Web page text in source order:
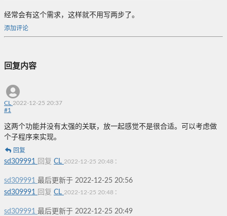
经常会有这个需求，这样就不用写两步了。
添加评论
回复内容
CL 2022-12-25 20:37
#1
这两个功能并没有太强的关联，放一起感觉不是很合适。可以考虑做
个子程序来实现。
回复
sd309991 回复 CL 2022-12-25 20:48 :
sd309991 最后更新于 2022-12-25 20:56
sd309991 回复 CL 2022-12-25 20:48 :
sd309991 最后更新于 2022-12-25 20:49